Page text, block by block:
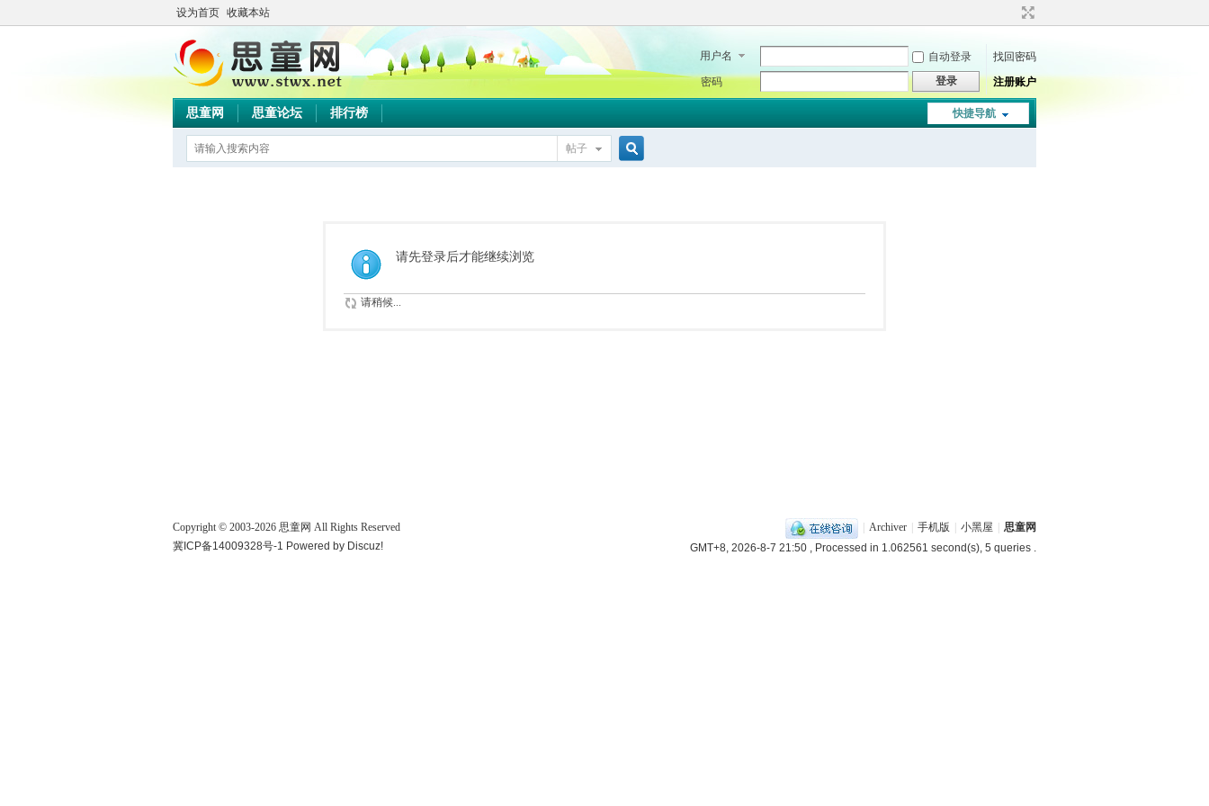
设为首页 收藏本站
用户名 自动登录
找回密码
密码
登录 注册账户
快捷导航
思童网 思童论坛 排行榜
帖子
请先登录后才能继续浏览
请稍候...
Archiver 手机版 小黑屋
思童网
GMT+8, 2026-8-7 21:50 , Processed in 1.062561 second(s), 5 queries .
Copyright © 2003-2026 思童网 All Rights Reserved
冀ICP备14009328号-1 Powered by Discuz!